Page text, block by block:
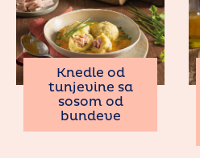
Knedle od
tunjevine sa
sosom od
bundeve